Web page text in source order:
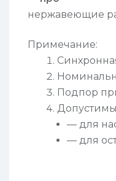
нержавеющие
Примечание:
Подпор
— для
— для